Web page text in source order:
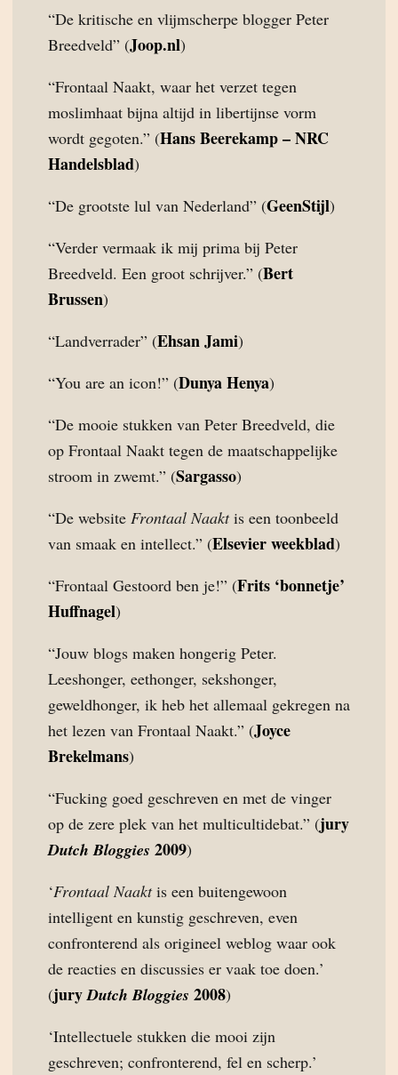
“De kritische en vlijmscherpe blogger Peter
Breedveld” (Joop.nl)
“Frontaal Naakt, waar het verzet tegen
moslimhaat bijna altijd in libertijnse vorm
wordt gegoten.” (Hans Beerekamp – NRC
Handelsblad)
“De grootste lul van Nederland” (GeenStijl)
“Verder vermaak ik mij prima bij Peter
Breedveld. Een groot schrijver.” (Bert
Brussen)
“Landverrader” (Ehsan Jami)
“You are an icon!” (Dunya Henya)
“De mooie stukken van Peter Breedveld, die
op Frontaal Naakt tegen de maatschappelijke
stroom in zwemt.” (Sargasso)
“De website Frontaal Naaktis een toonbeeld
van smaak en intellect.” (Elsevier weekblad)
“Frontaal Gestoord ben je!” (Frits ‘bonnetje’
Huffnagel)
“Jouw blogs maken hongerig Peter.
Leeshonger, eethonger, sekshonger,
geweldhonger, ik heb het allemaal gekregen na
het lezen van Frontaal Naakt.” (Joyce
Brekelmans)
“Fucking goed geschreven en met de vinger
op de zere plek van het multicultidebat.” (jury
Dutch Bloggies 2009)
‘Frontaal Naaktis een buitengewoon
intelligent en kunstig geschreven, even
confronterend als origineel weblog waar ook
de reacties en discussies er vaak toe doen.’
(juryDutch Bloggies 2008)
‘Intellectuele stukken die mooi zijn
geschreven; confronterend, fel en scherp.’